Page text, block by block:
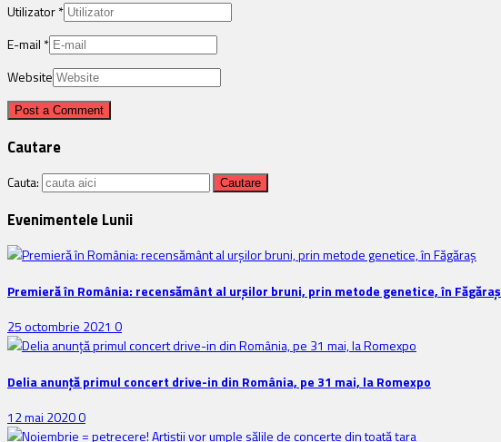
Utilizator*
E-mail *
Website
Cautare
Cauta:
Evenimentele Lunii
Premieră în România: recensământ al urșilor bruni, prin metode genetice, în Făgăraș
25 octombrie 2021 0
Delia anunţă primul concert drive-in din România, pe 31 mai, la Romexpo
12 mai 20200